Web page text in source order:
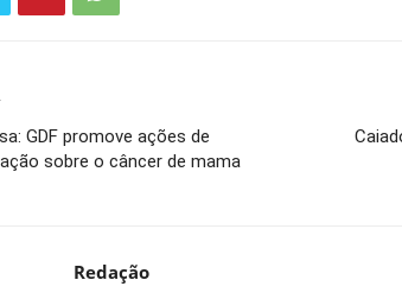
GDF promove ações de
sobre o câncer de mama
Redação